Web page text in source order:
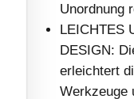
Unordnung
LEICHTES
DESIGN:
erleichtert
Werkzeuge